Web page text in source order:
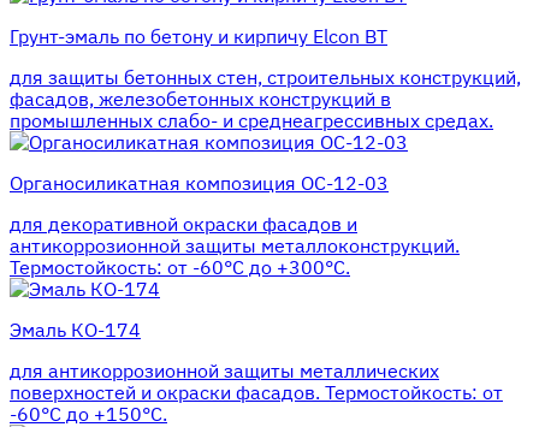
Грунт-эмаль по бетону и кирпичу Elcon BT
для защиты бетонных стен, строительных конструкций,
фасадов, железобетонных конструкций в
промышленных слабо- и среднеагрессивных средах.
Органосиликатная композиция ОС-12-03
для декоративной окраски фасадов и
антикоррозионной защиты металлоконструкций.
Термостойкость: от -60°С до +300°С.
Эмаль КО-174
для антикоррозионной защиты металлических
поверхностей и окраски фасадов. Термостойкость: от
-60°С до +150°С.